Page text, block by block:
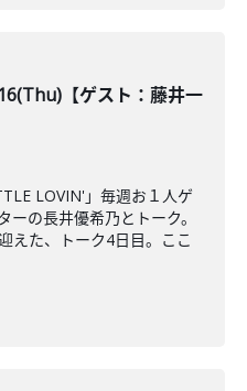
【ゲスト：藤井一
LOVIN'」毎週お１人ゲ
の長井優希乃とトーク。
えた、トーク4日目。ここ